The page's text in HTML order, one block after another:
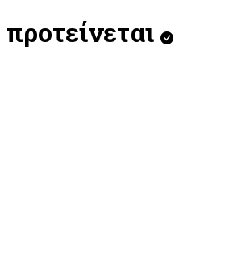
προτείνεται